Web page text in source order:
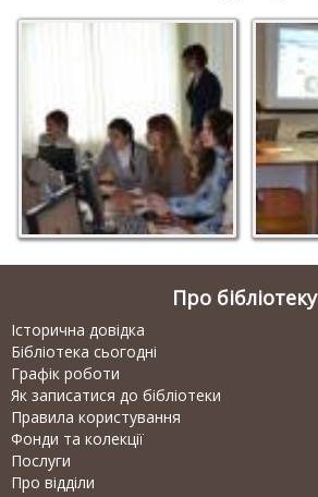
Про бібліотеку
Історична довідка
Бібліотека сьогодні
Графік роботи
Як записатися до бібліотеки
Правила користування
Фонди та колекції
Послуги
Про відділи